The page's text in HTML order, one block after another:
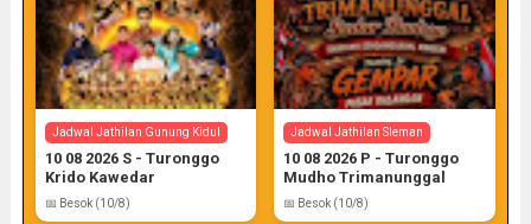
Jadwal Jathilan Gunung Kidul
09 08 2026 P - Kudho Tri
Pamungkas
📅 Target: 9 (Post: 9/7)
Jadwal Jathilan Kulon Progo
09 08 2026 M - Turonggo
Manik Seto
📅 Target: 9 (Post: 9/7)
Jadwal Jathilan Gunung Kidul
10 08 2026 S - Turonggo
Krido Kawedar
📅 Besok (10/8)
Jadwal Jathilan Sleman
10 08 2026 P - Turonggo
Mudho Trimanunggal
📅 Besok (10/8)